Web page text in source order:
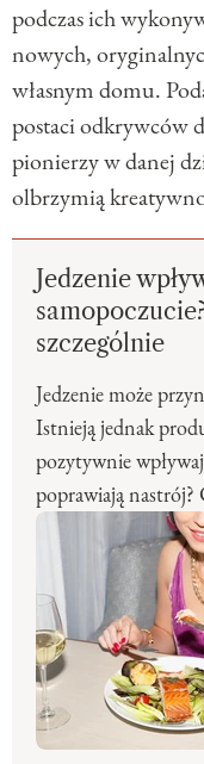
podczas ich
nowych,
własnym domu.
postaci odkrywców
pionierzy w danej
olbrzymią
Jedzenie
szczególnie
Jedzenie może
Istnieją jednak
pozytywnie
poprawiają nastrój?